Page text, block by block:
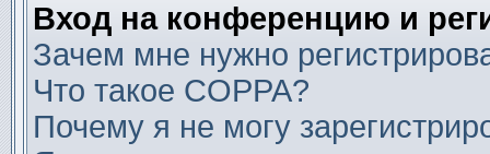
Вход на конференцию и
Зачем мне нужно
Что такое COPPA?
Почему я не могу